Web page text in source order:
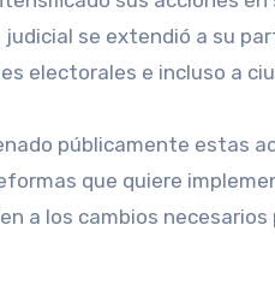
se extendió a su
electorales e incluso a
públicamente estas
que quiere
a los cambios